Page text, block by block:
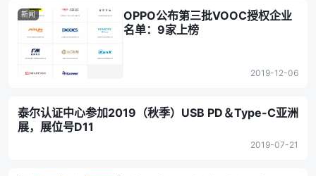
新闻
OPPO公布第三批VOOC授权企业
名单：9家上榜
2019-12-06
泰尔认证中心参加2019（秋季）USB PD＆Type-C亚洲
展，展位号D11
2019-07-21